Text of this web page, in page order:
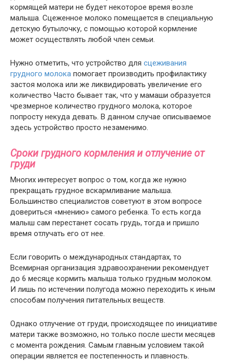
кормящей матери не будет некоторое время возле
малыша. Сцеженное молоко помещается в специальную
детскую бутылочку, с помощью которой кормление
может осуществлять любой член семьи.
Нужно отметить, что устройство для сцеживания
грудного молока помогает производить профилактику
застоя молока или же ликвидировать увеличение его
количество Часто бывает так, что у мамаши образуется
чрезмерное количество грудного молока, которое
попросту некуда девать. В данном случае описываемое
здесь устройство просто незаменимо.
Сроки грудного кормления и отлучение от
груди
Многих интересует вопрос о том, когда же нужно
прекращать грудное вскармливание малыша.
Большинство специалистов советуют в этом вопросе
довериться «мнению» самого ребенка. То есть когда
малыш сам перестанет сосать грудь, тогда и пришло
время отлучать его от нее.
Если говорить о международных стандартах, то
Всемирная организация здравоохранении рекомендует
до 6 месяце кормить малыша только грудным молоком.
И лишь по истечении полугода можно переходить к иным
способам получения питательных веществ.
Однако отлучение от груди, происходящее по инициативе
матери также возможно, но только после шести месяцев
с момента рождения. Самым главным условием такой
операции является ее постепенность и плавность.